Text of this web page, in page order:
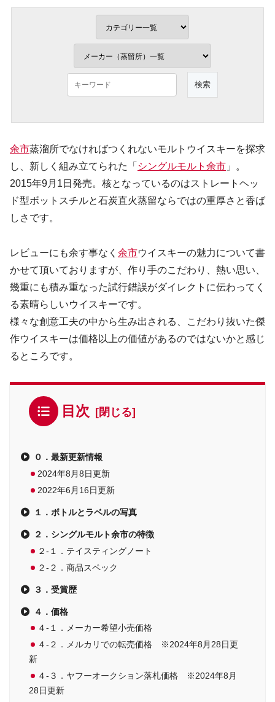
余市蒸溜所でなければつくれないモルトウイスキーを探求
し、新しく組み立てられた「 シングルモルト余市 」。
2015年9月1日発売。核となっているのはストレートヘッ
ド型ボットスチルと石炭直火蒸留ならではの重厚さと香ば
しさです。
レビューにも余す事なく 余市ウイスキーの魅力について書
かせて頂いておりますが、作り手のこだわり、熱い思い、
幾重にも積み重なった試行錯誤がダイレクトに伝わってく
る素晴らしいウイスキーです。
様々な創意工夫の中から生み出される、こだわり抜いた傑
作ウイスキーは価格以上の価値があるのではないかと感じ
るところです。
目次
０．最新更新情報
2024年8月8日更新
2022年6月16日更新
１．ボトルとラベルの写真
２．シングルモルト余市の特徴
２-１．テイスティングノート
２-２．商品スペック
３．受賞歴
４．価格
４-１．メーカー希望小売価格
４-２．メルカリでの転売価格 ※2024年8月28日更
新
４-３．ヤフーオークション落札価格 ※2024年8月
28日更新